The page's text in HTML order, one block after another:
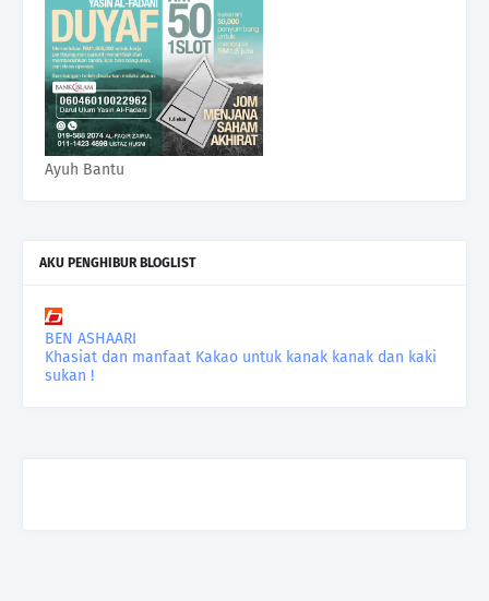
Ayuh Bantu
AKU PENGHIBUR BLOGLIST
BEN ASHAARI
Khasiat dan manfaat Kakao untuk kanak kanak dan kaki
sukan !